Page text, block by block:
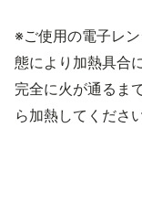
※ご使用の電子レ
態により加熱具合
完全に火が通るま
ら加熱してください